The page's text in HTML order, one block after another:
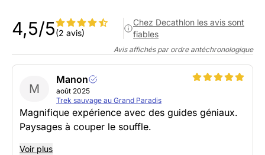
4,5/5(2 avis)
Chez Decathlon les avis sont
fiables
Avis affichés par ordre antéchronologique
M
Manon
août 2025
Trek sauvage au Grand Paradis
Magnifique expérience avec des guides géniaux.
Paysages à couper le souffle.
Voir plus